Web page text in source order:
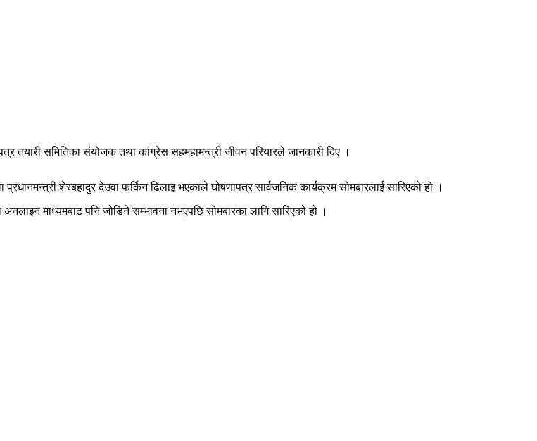
तयारी समितिका संयोजक तथा कांग्रेस सहमहामन्त्री जीवन परियारले जानकारी दिए ।
शेरबहादुर देउवा फर्किन ढिलाइ भएकाले घोषणापत्र सार्वजनिक कार्यक्रम सोमबारलाई सारिएको हो ।
माध्यमबाट पनि जोडिने सम्भावना नभएपछि सोमबारका लागि सारिएको हो ।